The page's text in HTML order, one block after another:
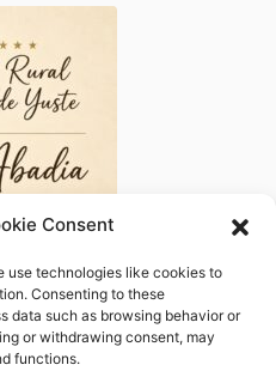
Consent
use technologies like cookies to
Consenting to these
data such as browsing behavior or
or withdrawing consent, may
functions.